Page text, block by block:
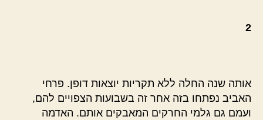
2
אותה שנה החלה ללא תקריות יוצאות דופן. פרחי
האביב נפתחו בזה אחר זה בשבועות הצפויים להם,
ועמם גם גלמי החרקים המאבקים אותם. האדמה